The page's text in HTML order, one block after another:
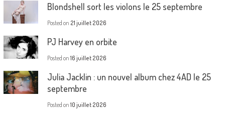
Blondshell sort les violons le 25 septembre
Posted on 21 juillet 2026
PJ Harvey en orbite
Posted on 16 juillet 2026
Julia Jacklin : un nouvel album chez 4AD le 25
septembre
Posted on 10 juillet 2026